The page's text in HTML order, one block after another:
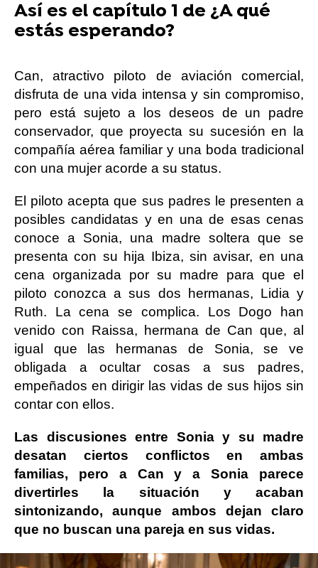
Así es el capítulo 1 de ¿A qué
estás esperando?
Can, atractivo piloto de aviación comercial,
disfruta de una vida intensa y sin compromiso,
pero está sujeto a los deseos de un padre
conservador, que proyecta su sucesión en la
compañía aérea familiar y una boda tradicional
con una mujer acorde a su status.
El piloto acepta que sus padres le presenten a
posibles candidatas y en una de esas cenas
conoce a Sonia, una madre soltera que se
presenta con su hija Ibiza, sin avisar, en una
cena organizada por su madre para que el
piloto conozca a sus dos hermanas, Lidia y
Ruth. La cena se complica. Los Dogo han
venido con Raissa, hermana de Can que, al
igual que las hermanas de Sonia, se ve
obligada a ocultar cosas a sus padres,
empeñados en dirigir las vidas de sus hijos sin
contar con ellos.
Las discusiones entre Sonia y su madre
desatan ciertos conflictos en ambas
familias, pero a Can y a Sonia parece
divertirles la situación y acaban
sintonizando, aunque ambos dejan claro
que no buscan una pareja en sus vidas.